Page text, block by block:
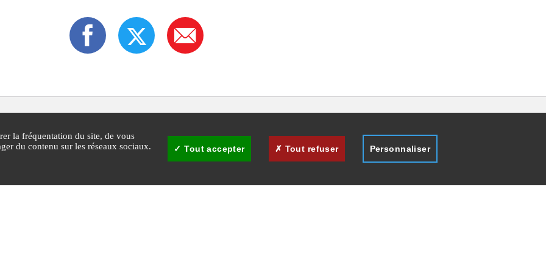
la fréquentation du site, de vous
du contenu sur les réseaux sociaux.
Tout accepter Tout refuser Personnaliser